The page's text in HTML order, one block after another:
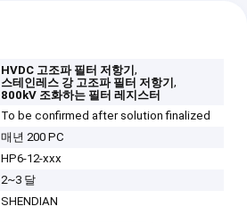
HVDC 고조파 필터 저항기,
스테인레스 강 고조파 필터 저항기,
800kV 조화하는 필터 레지스터
To be confirmed after solution finalized
매년 200 PC
HP6-12-xxx
2~3 달
SHENDIAN